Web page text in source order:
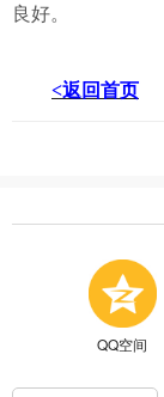
良好。
<返回首页
QQ空间